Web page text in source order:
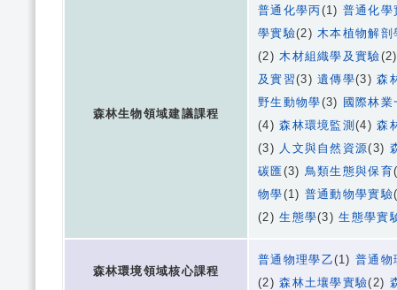
森林生物領域建議課程
普通化學丙(1) 普通化學
學實驗(2)木本植物解剖
(2)木材組織學及實驗
及實習(3)遺傳學(3)森
野生動物學(3) 國際林業
(4)森林環境監測(4)森
(3) 人文與自然資源(3)
碳匯(3) 鳥類生態與保育
物學(1) 普通動物學實驗
(2)生態學(3)生態學實
森林環境領域核心課程
普通物理學乙(1)普通物
(2)森林土壤學實驗(2)